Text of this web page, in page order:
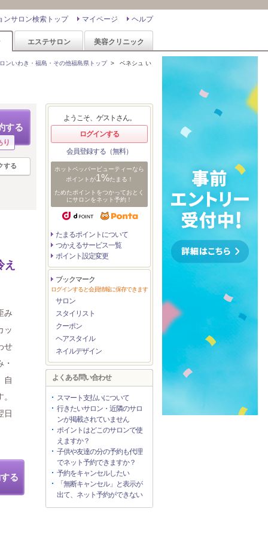
ヘルプ
マイページ
ンサロン検索トップ
エステサロン 美容クリニック
ンいわき・福島・その他福島県トップ> ベネシュ い
する
り
する
み
ッ
せ
自
日
る
ようこそ、ゲストさん。
ログインする
会員登録する（無料）
ホットペッパービューティーなら
ポイントが1%たまる！
ためたポイントをつかっておとく
にサロンをネット予約！
たまるポイントについて
つかえるサービス一覧
ポイント設定変更
ブックマーク
ログインすると会員情報に保存できます
サロン
スタイリスト
クーポン
ヘアスタイル
ネイルデザイン
よくある問い合わせ
スマート支払いについて
行きたいサロン・近隣のサロ
ンが掲載されていません
ポイントはどこのサロンで使
えますか？
子供や友達の分の予約も代理
でネット予約できますか？
予約をキャンセルしたい
「無断キャンセル」と表示が
出て、ネット予約ができない